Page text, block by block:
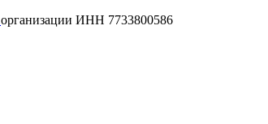
организации ИНН 7733800586